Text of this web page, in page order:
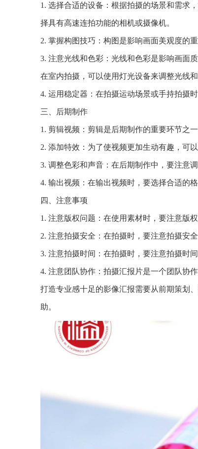
1. 选择合适的设备：根据拍摄的场景和需求
择具有高速连拍功能的相机或摄像机。
2. 掌握构图技巧：构图是影响画面美观度的
3. 注意光线和色彩：光线和色彩是影响画面
在室内拍摄，可以使用灯光设备来调整光线和
4. 运用稳定器：在拍摄运动场景或手持拍摄
三、后期制作
1. 剪辑视频：剪辑是后期制作的重要环节之
2. 添加特效：为了使视频更加生动有趣，可
3. 调整色彩和声音：在后期制作中，要注意
4. 输出视频：在输出视频时，要选择合适的
四、注意事项
1. 注意版权问题：在使用素材时，要注意版
2. 注意拍摄安全：在拍摄时，要注意拍摄安
3. 注意拍摄时间：在拍摄时，要注意拍摄时
4. 注意团队协作：拍摄汇报片是一个团队协
打造专业感十足的影像汇报需要从前期策划
助。